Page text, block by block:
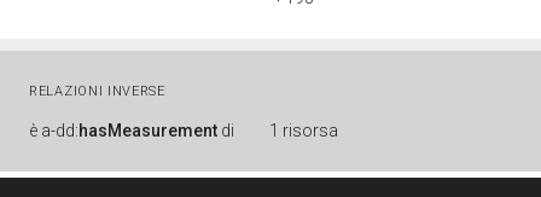
RELAZIONI INVERSE
è a-dd:hasMeasurement di 1 risorsa